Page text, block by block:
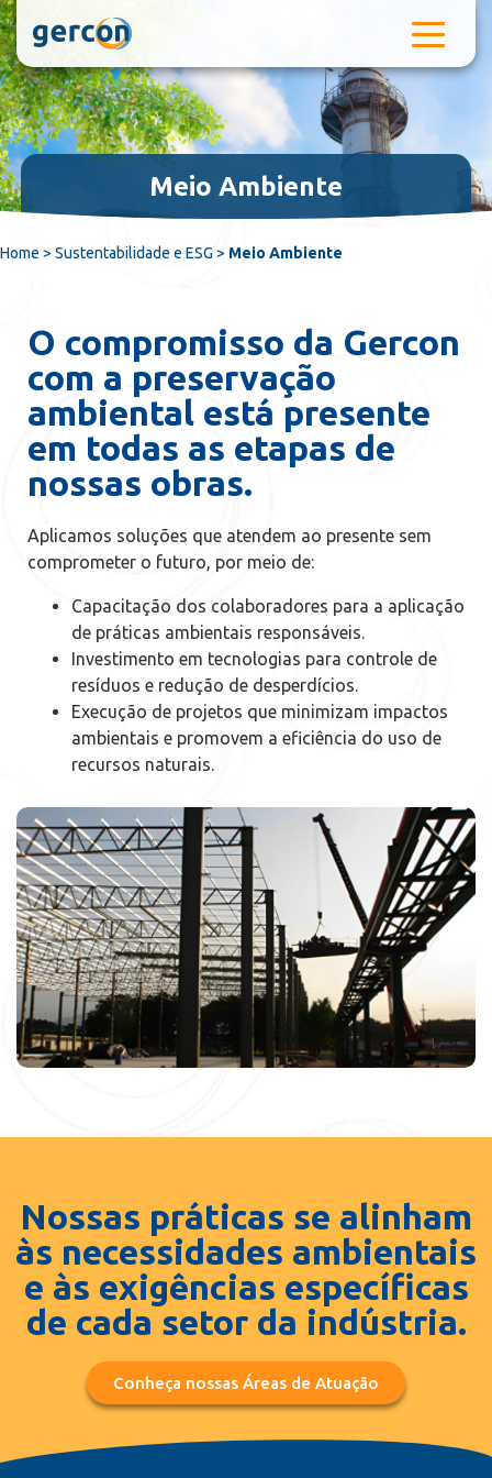
Pular para o conteúdo
Meio Ambiente
Home > Sustentabilidade e ESG > Meio Ambiente
O compromisso da Gercon
com a preservação
ambiental está presente
em todas as etapas de
nossas obras.
Aplicamos soluções que atendem ao presente sem
comprometer o futuro, por meio de:
Capacitação dos colaboradores para a aplicação
de práticas ambientais responsáveis.
Investimento em tecnologias para controle de
resíduos e redução de desperdícios.
Execução de projetos que minimizam impactos
ambientais e promovem a eficiência do uso de
recursos naturais.
Nossas práticas se alinham
às necessidades ambientais
e às exigências específicas
de cada setor da indústria.
Conheça nossas Áreas de Atuação